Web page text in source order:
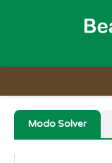
Modo Solver